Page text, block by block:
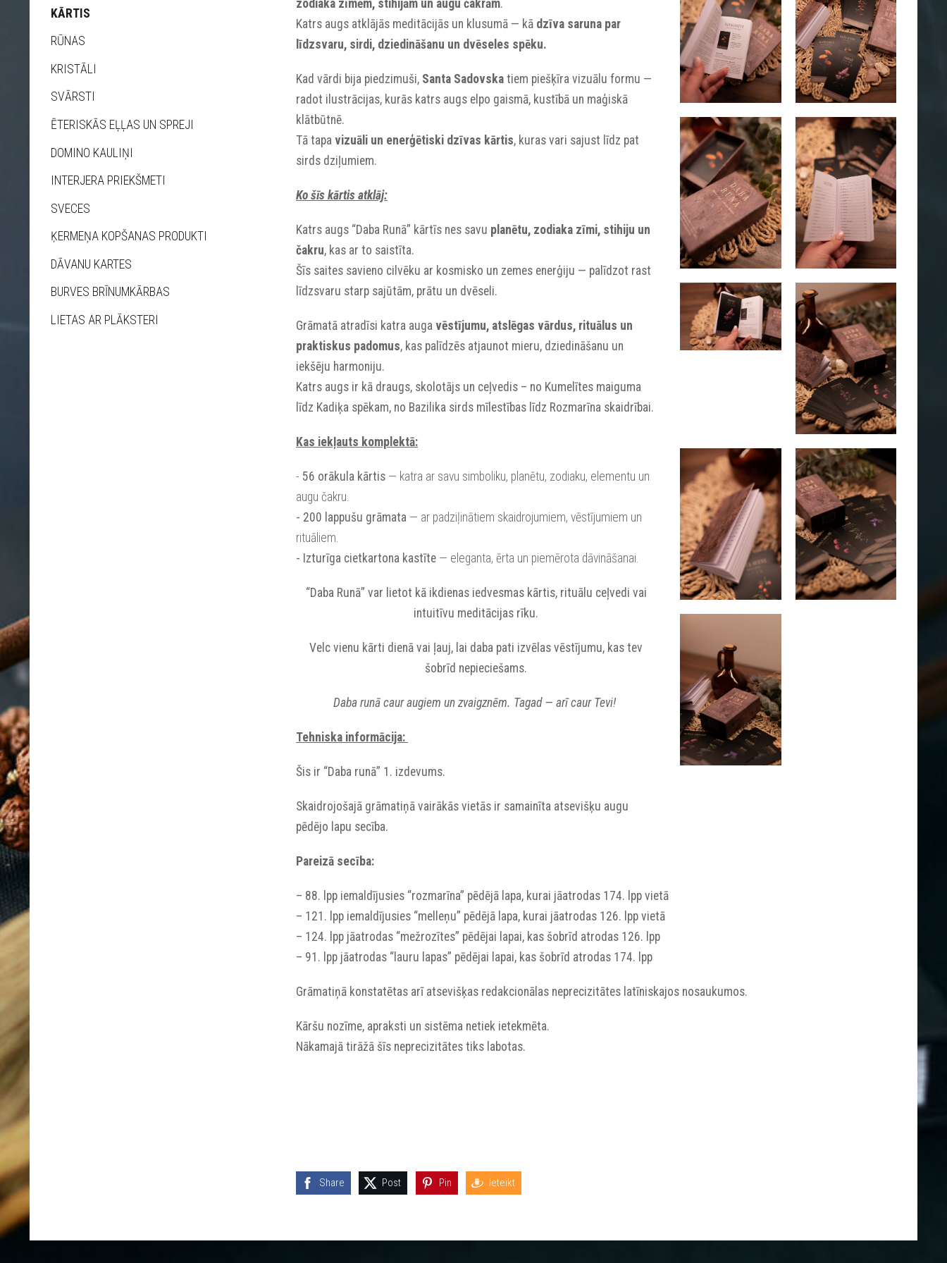
KĀRTIS
RŪNAS
KRISTĀLI
SVĀRSTI
ĒTERISKĀS EĻĻAS UN SPREJI
DOMINO KAULIŅI
INTERJERA PRIEKŠMETI
SVECES
ĶERMEŅA KOPŠANAS PRODUKTI
DĀVANU KARTES
BURVES BRĪNUMKĀRBAS
LIETAS AR PLĀKSTERI
zodiaka zīmēm, stihijām un augu čakrām.
Katrs augs atklājās meditācijās un klusumā — kā dzīva saruna par
līdzsvaru, sirdi, dziedināšanu un dvēseles spēku.
Kad vārdi bija piedzimuši, Santa Sadovska tiem piešķīra vizuālu formu —
radot ilustrācijas, kurās katrs augs elpo gaismā, kustībā un maģiskā
klātbūtnē.
Tā tapa vizuāli un enerģētiski dzīvas kārtis, kuras vari sajust līdz pat
sirds dziļumiem.
Ko šīs kārtis atklāj:
Katrs augs “Daba Runā” kārtīs nes savu planētu, zodiaka zīmi, stihiju un
čakru, kas ar to saistīta.
Šīs saites savieno cilvēku ar kosmisko un zemes enerģiju — palīdzot rast
līdzsvaru starp sajūtām, prātu un dvēseli.
Grāmatā atradīsi katra auga vēstījumu, atslēgas vārdus, rituālus un
praktiskus padomus, kas palīdzēs atjaunot mieru, dziedināšanu un
iekšēju harmoniju.
Katrs augs ir kā draugs, skolotājs un ceļvedis – no Kumelītes maiguma
līdz Kadiķa spēkam, no Bazilika sirds mīlestības līdz Rozmarīna skaidrībai.
Kas iekļauts komplektā:
- 56 orākula kārtis — katra ar savu simboliku, planētu, zodiaku, elementu un
augu čakru.
- 200 lappušu grāmata — ar padziļinātiem skaidrojumiem, vēstījumiem un
rituāliem.
- Izturīga cietkartona kastīte — eleganta, ērta un piemērota dāvināšanai.
“Daba Runā” var lietot kā ikdienas iedvesmas kārtis, rituālu ceļvedi vai
intuitīvu meditācijas rīku.
Velc vienu kārti dienā vai ļauj, lai daba pati izvēlas vēstījumu, kas tev
šobrīd nepieciešams.
Daba runā caur augiem un zvaigznēm. Tagad — arī caur Tevi!
Tehniska informācija:
Šis ir “Daba runā” 1. izdevums.
Skaidrojošajā grāmatiņā vairākās vietās ir samainīta atsevišķu augu
pēdējo lapu secība.
Pareizā secība:
– 88. lpp iemaldījusies “rozmarīna” pēdējā lapa, kurai jāatrodas 174. lpp vietā
– 121. lpp iemaldījusies “melleņu” pēdējā lapa, kurai jāatrodas 126. lpp vietā
– 124. lpp jāatrodas “mežrozītes” pēdējai lapai, kas šobrīd atrodas 126. lpp
– 91. lpp jāatrodas “lauru lapas” pēdējai lapai, kas šobrīd atrodas 174. lpp
Grāmatiņā konstatētas arī atsevišķas redakcionālas neprecizitātes latīniskajos nosaukumos.
Kāršu nozīme, apraksti un sistēma netiek ietekmēta.
Nākamajā tirāžā šīs neprecizitātes tiks labotas.
Share Post Pin Ieteikt